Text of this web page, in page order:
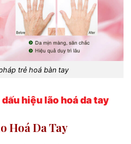
trẻ hoá bàn tay
hiệu lão hoá da tay
Hoá Da Tay